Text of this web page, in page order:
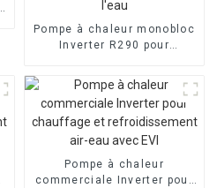
Pompe à chaleur monobloc
Inverter R290 pour
refroidissement de l'air et
de l'eau
Pompe à chaleur
commerciale Inverter pour